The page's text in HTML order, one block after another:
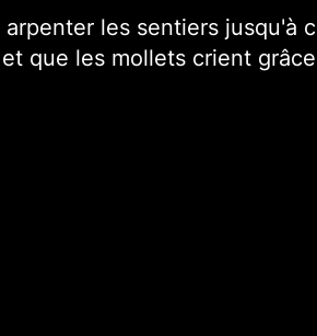
arpenter les sentiers jusqu'à
que les mollets crient